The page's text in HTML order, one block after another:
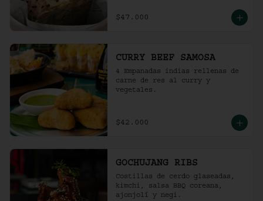
$47.000
CURRY BEEF SAMOSA
4 Empanadas indias rellenas de
carne de res al curry y
vegetales.
$42.000
GOCHUJANG RIBS
Costillas de cerdo glaseadas,
kimchi, salsa BBQ coreana,
ajonjolí y negi.